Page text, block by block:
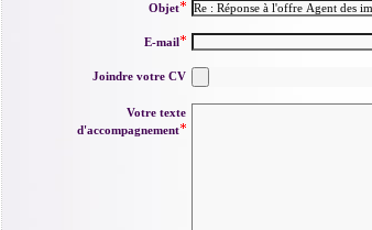
Objet
E-mail
Joindre votre CV
Votre texte
d'accompagnement